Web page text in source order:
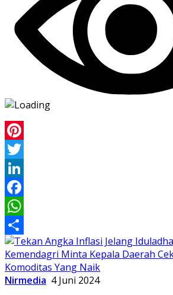
Pinterest
Twitter
LinkedIn
Facebook
WhatsApp
Share
Nirmedia 4 Juni 2024